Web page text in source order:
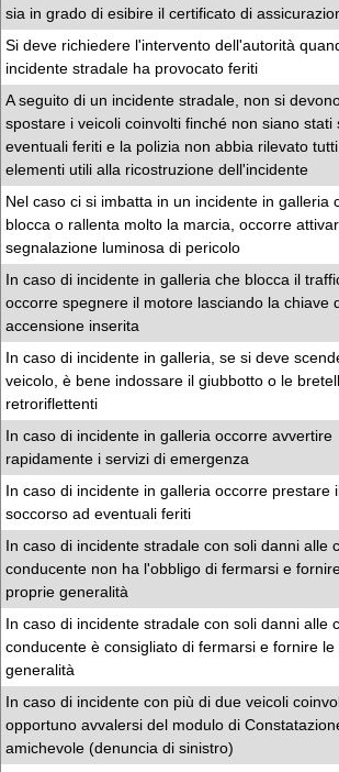
sia in grado di esibire il certificato di
Si deve richiedere l'intervento dell'autorità
incidente stradale ha provocato feriti
A seguito di un incidente stradale, non si
spostare i veicoli coinvolti finché non siano stati
eventuali feriti e la polizia non abbia rilevato
elementi utili alla ricostruzione dell'incidente
Nel caso ci si imbatta in un incidente in galleria
blocca o rallenta molto la marcia, occorre
segnalazione luminosa di pericolo
In caso di incidente in galleria che blocca il
occorre spegnere il motore lasciando la chiave
accensione inserita
In caso di incidente in galleria, se si deve
veicolo, è bene indossare il giubbotto o le
retroriflettenti
In caso di incidente in galleria occorre avvertire
rapidamente i servizi di emergenza
In caso di incidente in galleria occorre prestare
soccorso ad eventuali feriti
In caso di incidente stradale con soli danni alle
conducente non ha l'obbligo di fermarsi e
proprie generalità
In caso di incidente stradale con soli danni alle
conducente è consigliato di fermarsi e fornire le
generalità
In caso di incidente con più di due veicoli
opportuno avvalersi del modulo di
amichevole (denuncia di sinistro)